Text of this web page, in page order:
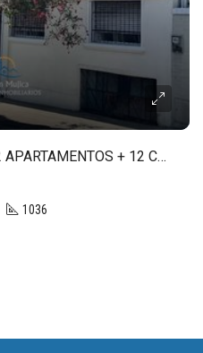
INVERSIÓN : SE VENDE 12 APARTAMENTOS + 12 COCHERAS + 2 OFICINAS en Parque Batlle
1036